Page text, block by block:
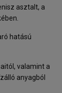
asztalt, a
hatású
valamint a
anyagból